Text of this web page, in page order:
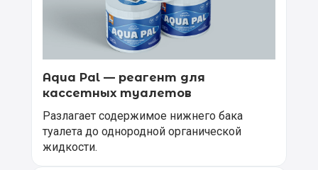
Aqua Pal — pеагент для
кассетных туалетов
Разлагает содержимое нижнего бака
туалета до однородной органической
жидкости.